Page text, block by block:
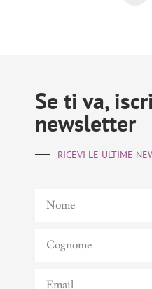
Se ti va,
newsletter
RICEVI LE ULTIME